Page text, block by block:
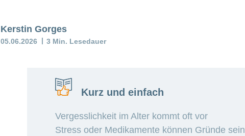
Kerstin Gorges
05.06.2026 3 Min. Lesedauer
Kurz und einfach
Vergesslichkeit im Alter kommt oft vor
Stress oder Medikamente können Gründe sein